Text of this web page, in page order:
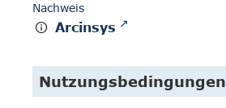
Nachweis
Arcinsys
Nutzungsbedingungen